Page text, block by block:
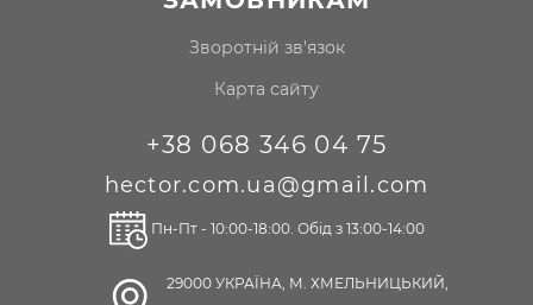
Зворотній зв'язок
Карта сайту
+38 068 346 04 75
hector.com.ua@gmail.com
Пн-Пт - 10:00-18:00. Обід з 13:00-14:00
29000 УКРАЇНА, М. ХМЕЛЬНИЦЬКИЙ,